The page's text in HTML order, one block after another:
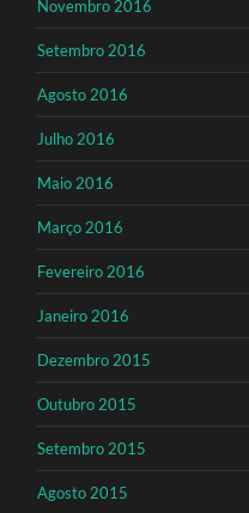
Novembro 2016
Setembro 2016
Agosto 2016
Julho 2016
Maio 2016
Março 2016
Fevereiro 2016
Janeiro 2016
Dezembro 2015
Outubro 2015
Setembro 2015
Agosto 2015